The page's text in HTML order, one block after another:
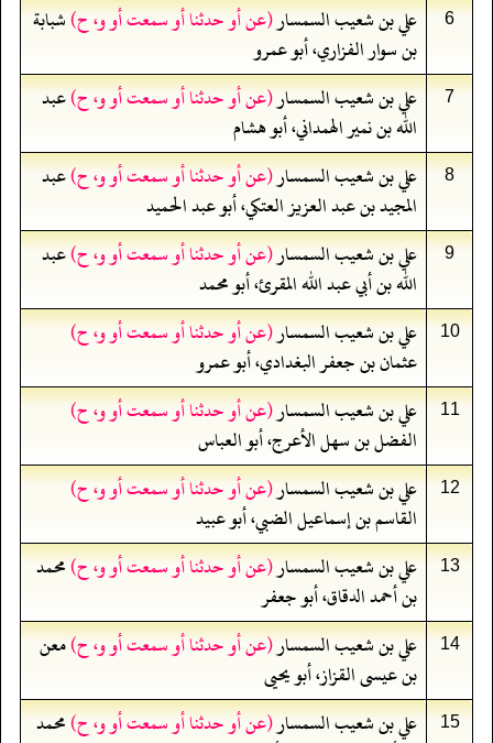
6 علي بن شعيب السمسار(عن أو حدثنا أو سمعت أو و، ح)شبابة
بن سوار الفزاري، أبو عمرو
7 علي بن شعيب السمسار(عن أو حدثنا أو سمعت أو و، ح)عبد
الله بن نمير الهمداني، أبو هشام
8 علي بن شعيب السمسار(عن أو حدثنا أو سمعت أو و، ح)عبد
المجيد بن عبد العزيز العتكي، أبو عبد الحميد
9 علي بن شعيب السمسار(عن أو حدثنا أو سمعت أو و، ح)عبد
الله بن أبي عبد الله المقرئ، أبو محمد
10 علي بن شعيب السمسار(عن أو حدثنا أو سمعت أو و، ح)
عثمان بن جعفر البغدادي، أبو عمرو
11 علي بن شعيب السمسار(عن أو حدثنا أو سمعت أو و، ح)
الفضل بن سهل الأعرج، أبو العباس
12 علي بن شعيب السمسار(عن أو حدثنا أو سمعت أو و، ح)
القاسم بن إسماعيل الضبي، أبو عبيد
13 علي بن شعيب السمسار(عن أو حدثنا أو سمعت أو و، ح)محمد
بن أحمد الدقاق، أبو جعفر
14 علي بن شعيب السمسار(عن أو حدثنا أو سمعت أو و، ح)معن
بن عيسى القزاز، أبو يحيى
15 علي بن شعيب السمسار(عن أو حدثنا أو سمعت أو و، ح)محمد